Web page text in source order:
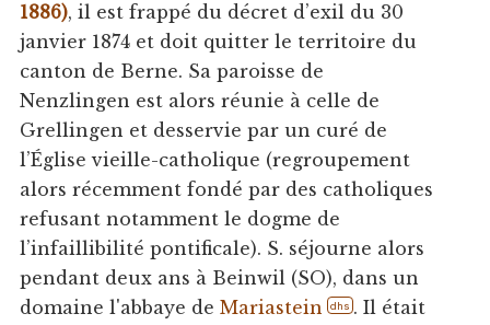
1886), il est frappé du décret d’exil du 30
janvier 1874 et doit quitter le territoire du
canton de Berne. Sa paroisse de
Nenzlingen est alors réunie à celle de
Grellingen et desservie par un curé de
l’Église vieille-catholique (regroupement
alors récemment fondé par des catholiques
refusant notamment le dogme de
l’infaillibilité pontificale). S. séjourne alors
pendant deux ans à Beinwil (SO), dans un
domaine l'abbaye de Mariastein dhs . Il était